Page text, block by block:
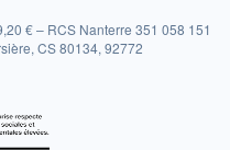
€ – RCS Nanterre 351 058 151
CS 80134, 92772